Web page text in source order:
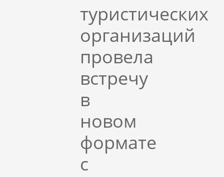
туристических
организаций
провела
встречу
в
новом
формате
с